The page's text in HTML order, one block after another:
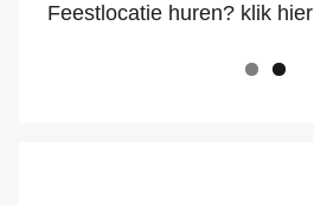
Feestlocatie huren? klik hier